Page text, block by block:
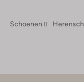
Schoenen